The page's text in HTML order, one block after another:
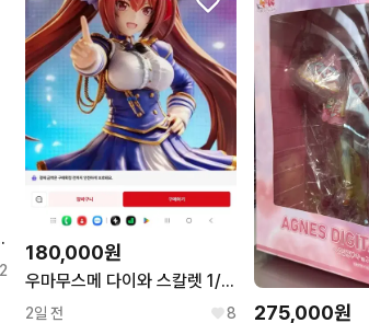
피규어
2
180,000원
우마무스메 다이와 스칼렛 1/7 스케일 피규어
2일 전 8 275,000원